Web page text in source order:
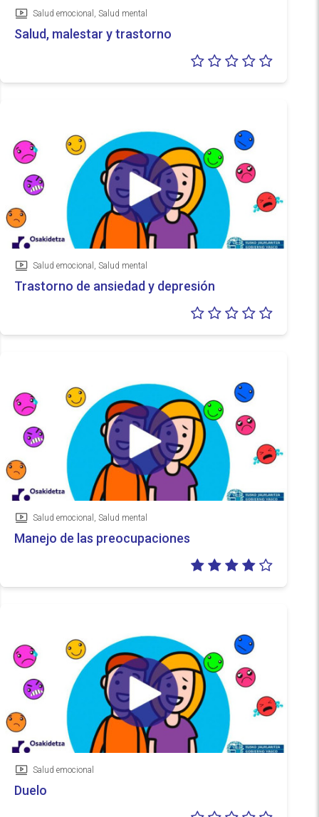
Vídeo
Salud emocional, Salud mental
Salud, malestar y trastorno
Vídeo
Salud emocional, Salud mental
Trastorno de ansiedad y depresión
Vídeo
Salud emocional, Salud mental
Manejo de las preocupaciones
Vídeo
Salud emocional
Duelo